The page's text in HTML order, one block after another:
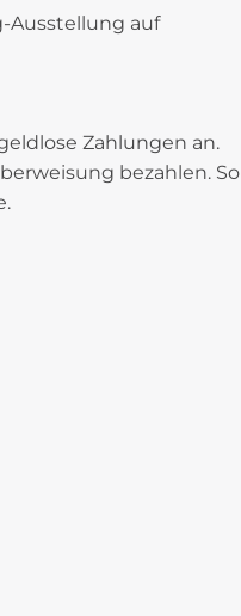
Ausstellung auf
Zahlungen an.
bezahlen. So